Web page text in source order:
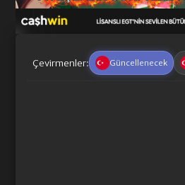
Çevirmenler: Güncellenecek